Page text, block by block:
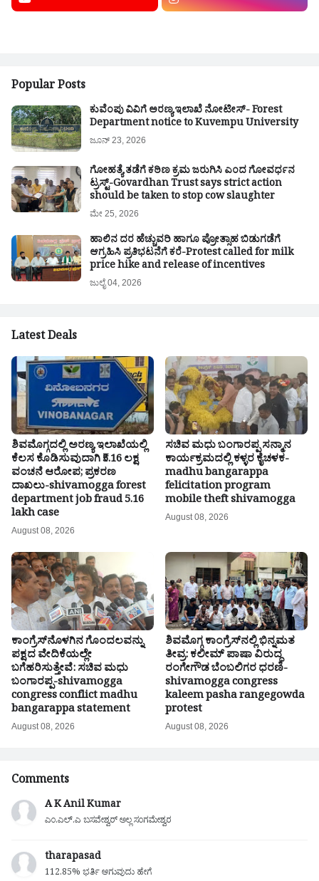
Popular Posts
ಕುವೆಂಪು ವಿವಿಗೆ ಅರಣ್ಯ ಇಲಾಖೆ ನೋಟೀಸ್- Forest
Department notice to Kuvempu University
ಜೂನ್ 23, 2026
ಗೋಹತ್ಯೆ ತಡೆಗೆ ಕಠಿಣ ಕ್ರಮ ಜರುಗಿಸಿ ಎಂದ ಗೋವರ್ಧನ
ಟ್ರಸ್ಟ್-Govardhan Trust says strict action
should be taken to stop cow slaughter
ಮೇ 25, 2026
ಹಾಲಿನ ದರ ಹೆಚ್ಚುವರಿ ಹಾಗೂ ಪ್ರೋತ್ಸಾಹ ಬಿಡುಗಡೆಗೆ
ಆಗ್ರಹಿಸಿ ಪ್ರತಿಭಟನೆಗೆ ಕರೆ-Protest called for milk
price hike and release of incentives
ಜುಲೈ 04, 2026
Latest Deals
ಶಿವಮೊಗ್ಗದಲ್ಲಿ ಅರಣ್ಯ ಇಲಾಖೆಯಲ್ಲಿ
ಕೆಲಸ ಕೊಡಿಸುವುದಾಗಿ ₹5.16 ಲಕ್ಷ
ವಂಚನೆ ಆರೋಪ; ಪ್ರಕರಣ
ದಾಖಲು-shivamogga forest
department job fraud 5.16
lakh case
August 08, 2026
ಸಚಿವ ಮಧು ಬಂಗಾರಪ್ಪ ಸನ್ಮಾನ
ಕಾರ್ಯಕ್ರಮದಲ್ಲಿ ಕಳ್ಳರ ಕೈಚಳಕ-
madhu bangarappa
felicitation program
mobile theft shivamogga
August 08, 2026
ಕಾಂಗ್ರೆಸ್‌ನೊಳಗಿನ ಗೊಂದಲವನ್ನು
ಪಕ್ಷದ ವೇದಿಕೆಯಲ್ಲೇ
ಬಗೆಹರಿಸುತ್ತೇವೆ: ಸಚಿವ ಮಧು
ಬಂಗಾರಪ್ಪ-shivamogga
congress conflict madhu
bangarappa statement
August 08, 2026
ಶಿವಮೊಗ್ಗ ಕಾಂಗ್ರೆಸ್‌ನಲ್ಲಿ ಭಿನ್ನಮತ
ತೀವ್ರ: ಕಲೀಮ್ ಪಾಷಾ ವಿರುದ್ಧ
ರಂಗೇಗೌಡ ಬೆಂಬಲಿಗರ ಧರಣಿ-
shivamogga congress
kaleem pasha rangegowda
protest
August 08, 2026
Comments
A K Anil Kumar
ಎಂ.ಎಲ್.ಎ ಬಸವೇಶ್ವರ್ ಅಲ್ಲ ಸಂಗಮೇಶ್ವರ
tharapasad
112.85% ಭರ್ತಿ ಆಗುವುದು ಹೇಗೆ